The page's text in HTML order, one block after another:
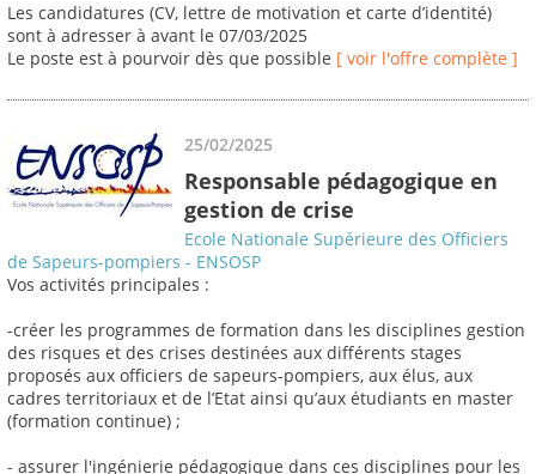
Les candidatures (CV, lettre de motivation et carte d’identité)
sont à adresser à avant le 07/03/2025
Le poste est à pourvoir dès que possible [ voir l'offre complète ]
25/02/2025
Responsable pédagogique en
gestion de crise
Ecole Nationale Supérieure des Officiers
de Sapeurs-pompiers - ENSOSP
Vos activités principales :
-créer les programmes de formation dans les disciplines gestion
des risques et des crises destinées aux différents stages
proposés aux officiers de sapeurs-pompiers, aux élus, aux
cadres territoriaux et de l’Etat ainsi qu’aux étudiants en master
(formation continue) ;
- assurer l'ingénierie pédagogique dans ces disciplines pour les